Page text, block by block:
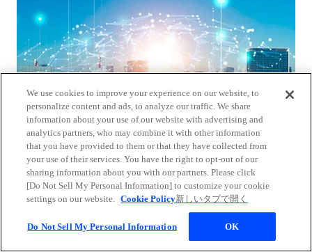
2000 - 未来
We use cookies to improve your experience on our website, to
personalize content and ads, to analyze our traffic. We share
information about your use of our website with advertising and
analytics partners, who may combine it with other information
that you have provided to them or that they have collected from
your use of their services. You have the right to opt-out of our
sharing information about you with our partners. Please click
[Do Not Sell My Personal Information] to customize your cookie
settings on our website. Cookie Policy新しいタブで開く
Do Not Sell My Personal Information OK